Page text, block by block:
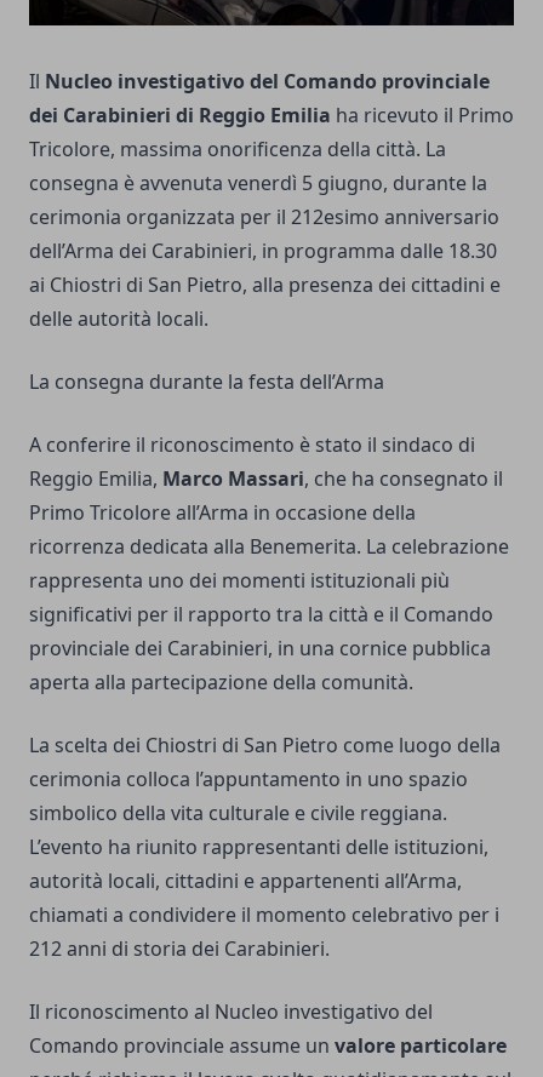
Il Nucleo investigativo del Comando provinciale
dei Carabinieri di Reggio Emilia ha ricevuto il Primo
Tricolore, massima onorificenza della città. La
consegna è avvenuta venerdì 5 giugno, durante la
cerimonia organizzata per il 212esimo anniversario
dell’Arma dei Carabinieri, in programma dalle 18.30
ai Chiostri di San Pietro, alla presenza dei cittadini e
delle autorità locali.
La consegna durante la festa dell’Arma
A conferire il riconoscimento è stato il sindaco di
Reggio Emilia, Marco Massari, che ha consegnato il
Primo Tricolore all’Arma in occasione della
ricorrenza dedicata alla Benemerita. La celebrazione
rappresenta uno dei momenti istituzionali più
significativi per il rapporto tra la città e il Comando
provinciale dei Carabinieri, in una cornice pubblica
aperta alla partecipazione della comunità.
La scelta dei Chiostri di San Pietro come luogo della
cerimonia colloca l’appuntamento in uno spazio
simbolico della vita culturale e civile reggiana.
L’evento ha riunito rappresentanti delle istituzioni,
autorità locali, cittadini e appartenenti all’Arma,
chiamati a condividere il momento celebrativo per i
212 anni di storia dei Carabinieri.
Il riconoscimento al Nucleo investigativo del
Comando provinciale assume un valore particolare